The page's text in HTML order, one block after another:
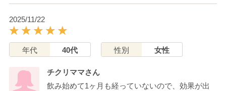
2025/11/22
年代 40代 性別 女性
チクリママさん
飲み始めて1ヶ月も経っていないので、効果が出